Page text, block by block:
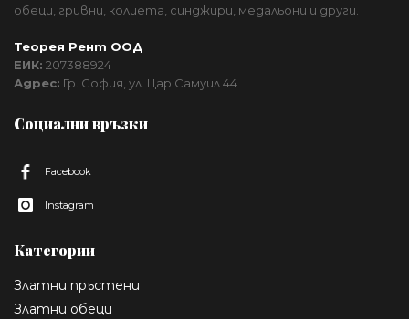
обеци, гривни, колиета, синджири, медальони и други.
Теорея Рент ООД
ЕИК: 207388924
Адрес: Гр. София, ул. Цар Самуил 44
Социални връзки
Facebook
Instagram
Категории
Златни пръстени
Златни обеци